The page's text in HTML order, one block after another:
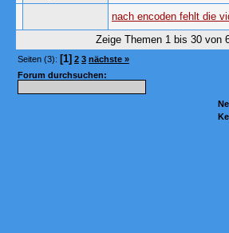
nach encoden fehlt die
Zeige Themen 1 bis 30 von
Seiten (3): [1] 2 3 nächste »
Forum durchsuchen: